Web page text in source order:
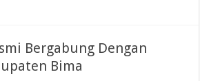
Bergabung Dengan
Bima